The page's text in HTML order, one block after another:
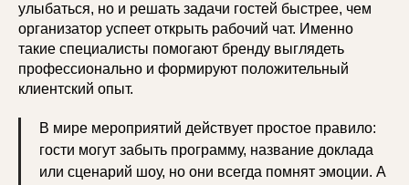
улыбаться, но и решать задачи гостей быстрее, чем
организатор успеет открыть рабочий чат. Именно
такие специалисты помогают бренду выглядеть
профессионально и формируют положительный
клиентский опыт.
В мире мероприятий действует простое правило:
гости могут забыть программу, название доклада
или сценарий шоу, но они всегда помнят эмоции. А